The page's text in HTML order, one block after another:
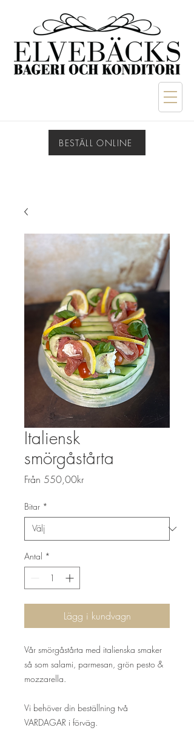
BESTÄLL ONLINE
Italiensk
smörgåstårta
Från 550,00krReapris
Bitar *
Antal *
Lägg i kundvagn
Vår smörgåstårta med italienska smaker
så som salami, parmesan, grön pesto &
mozzarella.
Vi behöver din beställning två
VARDAGAR i förväg.